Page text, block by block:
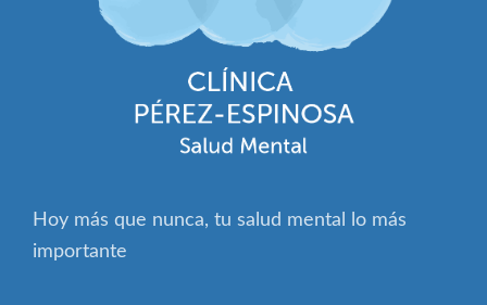
Hoy más que nunca, tu salud mental lo más
importante